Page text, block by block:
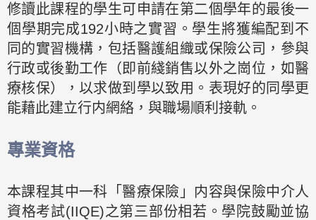
修讀此課程的學生可申請在第二個學年的最後一
個學期完成192小時之實習。學生將獲編配到不
同的實習機構，包括醫護組織或保險公司，參與
行政或後勤工作（即前綫銷售以外之崗位，如醫
療核保），以求做到學以致用。表現好的同學更
能藉此建立行内網絡，與職場順利接軌。
專業資格
本課程其中一科「醫療保險」内容與保險中介人
資格考試(IIQE)之第三部份相若。學院鼓勵並協